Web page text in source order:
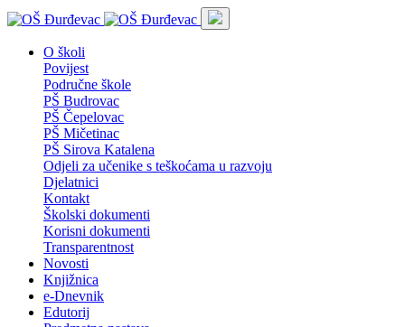
O školi
Povijest
Područne škole
PŠ Budrovac
PŠ Čepelovac
PŠ Mičetinac
PŠ Sirova Katalena
Odjeli za učenike s teškoćama u razvoju
Djelatnici
Kontakt
Školski dokumenti
Korisni dokumenti
Transparentnost
Novosti
Knjižnica
e-Dnevnik
Edutorij